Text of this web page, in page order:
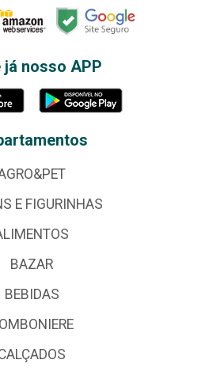
já nosso APP
E FIGURINHAS
BAZAR
BEBIDAS